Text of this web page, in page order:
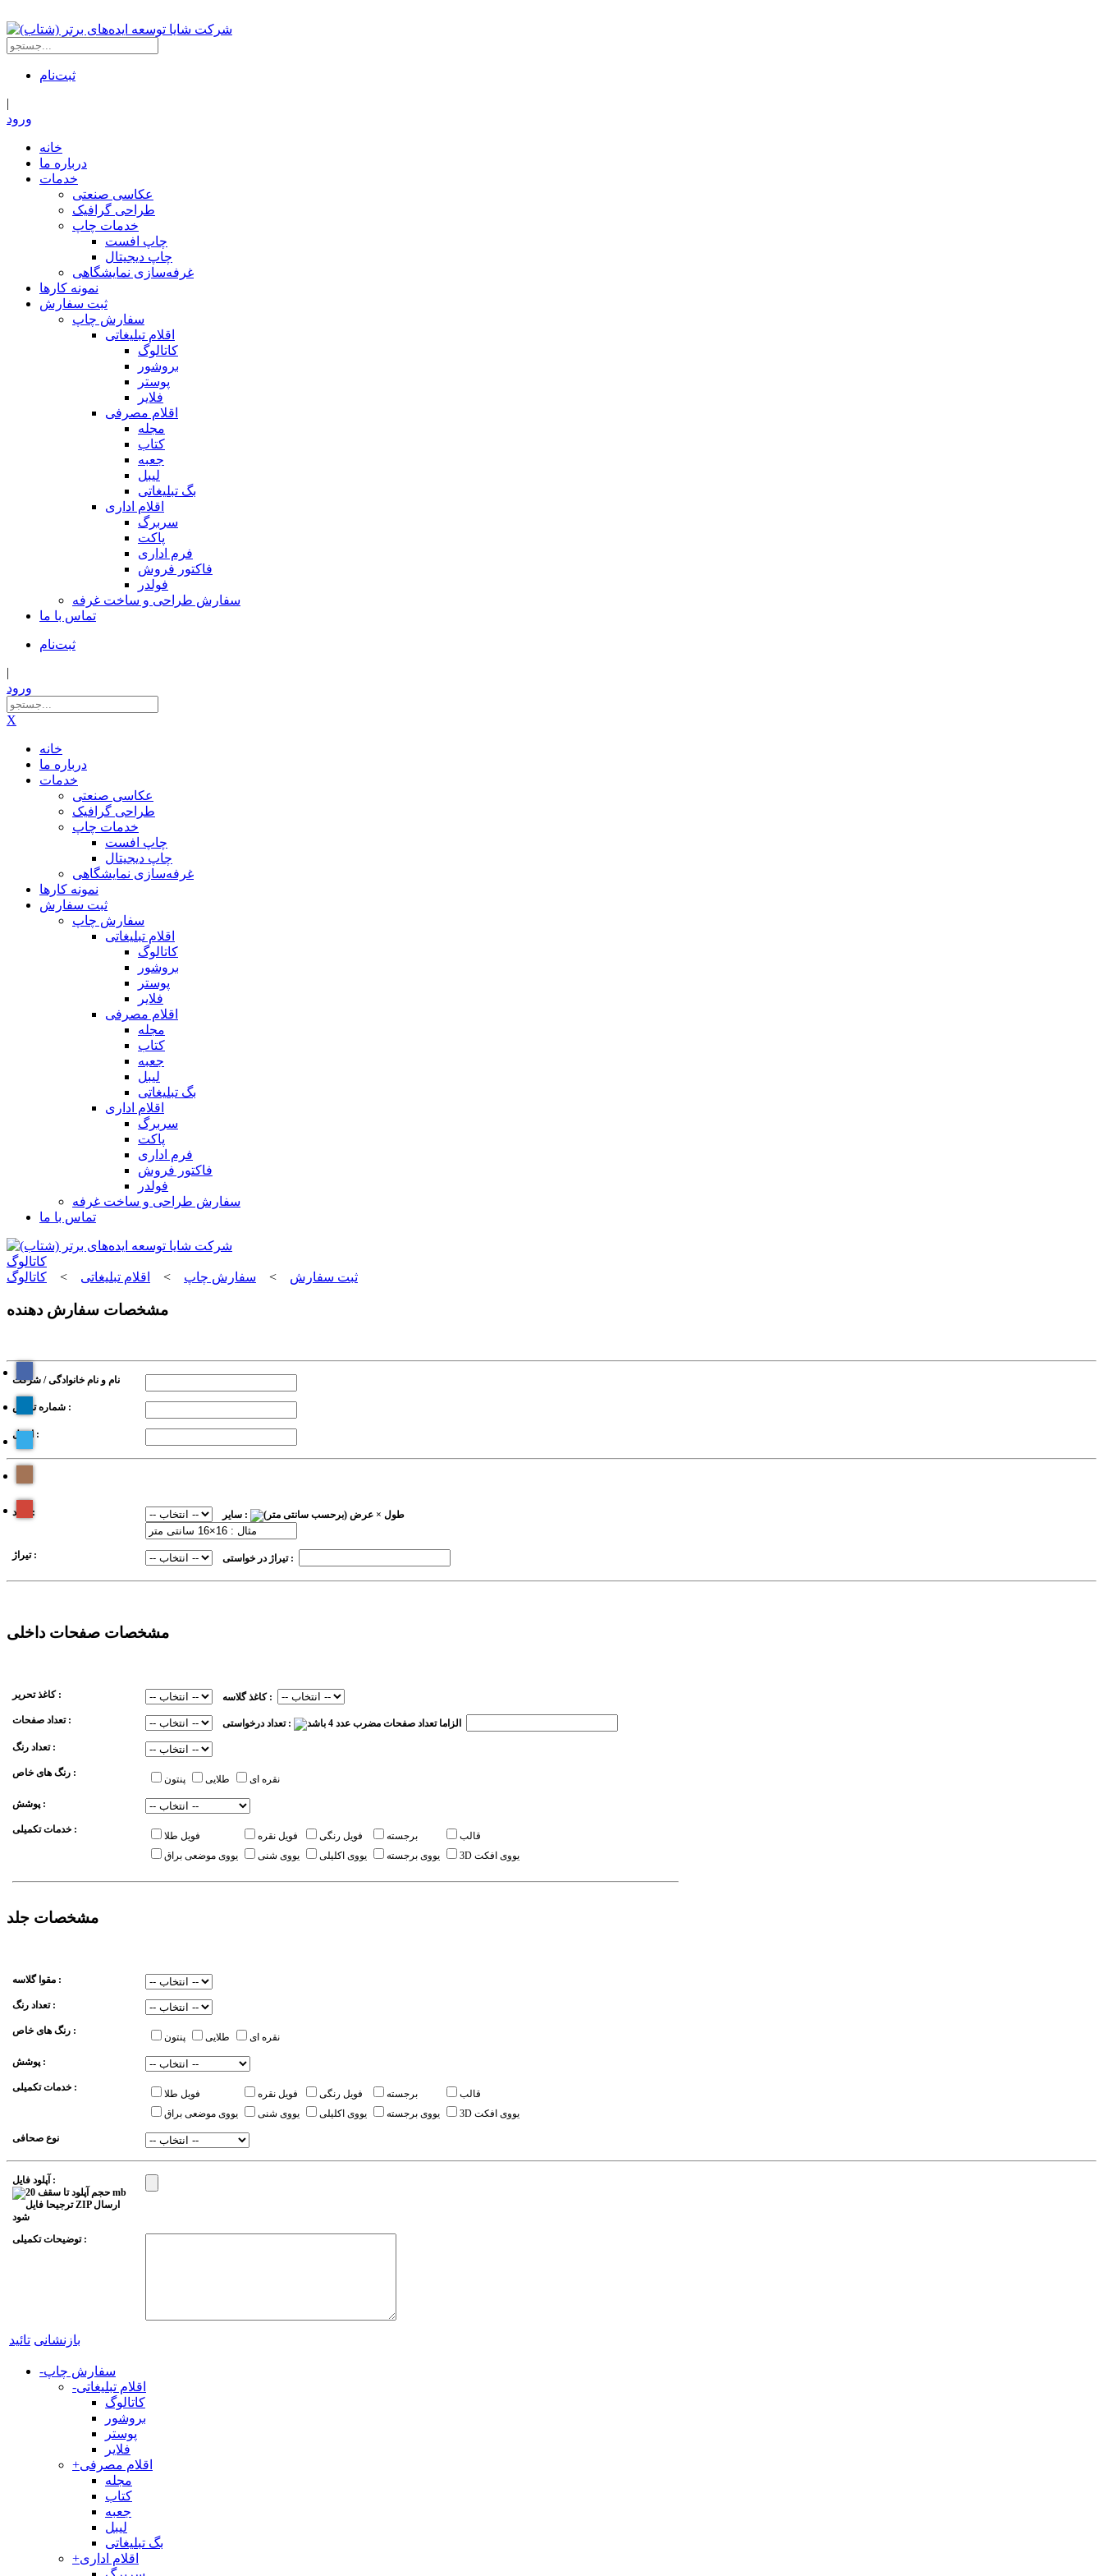
ثبت‌نام
|
ورود
خانه
درباره ما
خدمات
عکاسی صنعتی
طراحی گرافیک
خدمات چاپ
چاپ افست
چاپ دیجیتال
غرفه‌سازی نمایشگاهی
نمونه کارها
ثبت سفارش
سفارش چاپ
اقلام تبلیغاتی
کاتالوگ
بروشور
پوستر
فلایر
اقلام مصرفی
مجله
کتاب
جعبه
لیبل
بگ تبلیغاتی
اقلام اداری
سربرگ
پاکت
فرم اداری
فاکتور فروش
فولدر
سفارش طراحی و ساخت غرفه
تماس با ما
ثبت‌نام
|
ورود
X
خانه
درباره ما
خدمات
عکاسی صنعتی
طراحی گرافیک
خدمات چاپ
چاپ افست
چاپ دیجیتال
غرفه‌سازی نمایشگاهی
نمونه کارها
ثبت سفارش
سفارش چاپ
اقلام تبلیغاتی
کاتالوگ
بروشور
پوستر
فلایر
اقلام مصرفی
مجله
کتاب
جعبه
لیبل
بگ تبلیغاتی
اقلام اداری
سربرگ
پاکت
فرم اداری
فاکتور فروش
فولدر
سفارش طراحی و ساخت غرفه
تماس با ما
کاتالوگ
ثبت سفارش > سفارش چاپ > اقلام تبلیغاتی > کاتالوگ
مشخصات سفارش دهنده
نام و نام خانوادگی / شرکت
شماره تماس :
ایمیل :
ابعاد : سایر :
تیراژ : تیراژ در خواستی :
مشخصات صفحات داخلی
کاغذ تحریر :
کاغذ گلاسه :
تعداد صفحات :
تعداد درخواستی :
تعداد رنگ :
رنگ های خاص :
پنتون طلایی نقره ای
پوشش :
خدمات تکمیلی :
فویل طلا فویل نقره فویل رنگی برجسته
قالب
یووی موضعی براق
یووی شنی یووی اکلیلی یووی برجسته 3D یووی افکت
مشخصات جلد
مقوا گلاسه :
تعداد رنگ :
رنگ های خاص :
پنتون طلایی نقره ای
پوشش :
خدمات تکمیلی :
فویل طلا فویل نقره فویل رنگی برجسته
قالب
یووی موضعی براق
یووی شنی یووی اکلیلی یووی برجسته 3D یووی افکت
نوع صحافی
آپلود فایل :
توضیحات تکمیلی :
تائید بازنشانی
-سفارش چاپ
-اقلام تبلیغاتی
کاتالوگ
بروشور
پوستر
فلایر
+اقلام مصرفی
مجله
کتاب
جعبه
لیبل
بگ تبلیغاتی
+اقلام اداری